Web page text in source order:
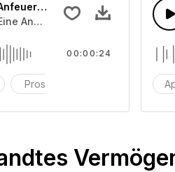
39
Ansammlung von
Prost
00:00:24